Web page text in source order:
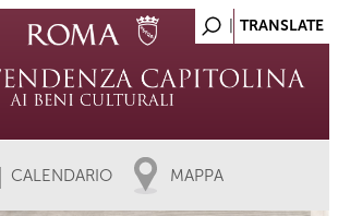
CALENDARIO MAPPA